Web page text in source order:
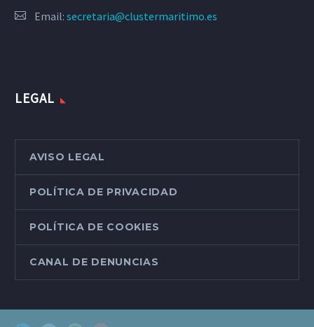
Email: secretaria@clustermaritimo.es
LEGAL
AVISO LEGAL
POLÍTICA DE PRIVACIDAD
POLÍTICA DE COOKIES
CANAL DE DENUNCIAS